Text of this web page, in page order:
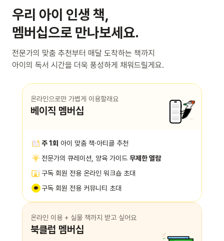
우리 아이 인생 책,
멤버십으로 만나보세요.
전문가의 맞춤 추천부터 매달 도착하는 책까지
아이의 독서 시간을 더욱 풍성하게 채워드릴게요.
온라인으로만 가볍게 이용할래요
베이직 멤버십
주 1회 아이 맞춤 책·아티클 추천
전문가의 큐레이션, 양육 가이드 무제한 열람
구독 회원 전용 온라인 워크숍 초대
구독 회원 전용 커뮤니티 초대
온라인 이용 + 실물 책까지 받고 싶어요
북클럽 멤버십